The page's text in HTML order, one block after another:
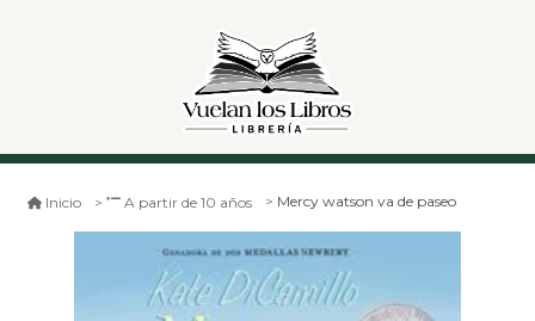
Inicio A partir de 10 años Mercy watson va de paseo